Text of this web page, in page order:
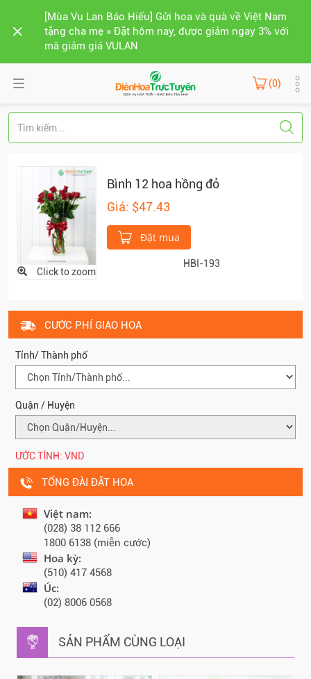
[Mùa Vu Lan Báo Hiếu] Gửi hoa và quà về Việt Nam
tặng cha mẹ » Đặt hôm nay, được giảm ngay 3% với
mã giảm giá VULAN
(0)
Click to zoom
Bình 12 hoa hồng đỏ
Giá: $47.43
Đặt mua
HBI-193
CƯỚC PHÍ GIAO HOA
Tỉnh/ Thành phố
Quận / Huyện
ƯỚC TÍNH: VND
TỔNG ĐÀI ĐẶT HOA
Việt nam:
(028) 38 112 666
1800 6138 (miễn cước)
Hoa kỳ:
(510) 417 4568
Úc:
(02) 8006 0568
SẢN PHẨM CÙNG LOẠI